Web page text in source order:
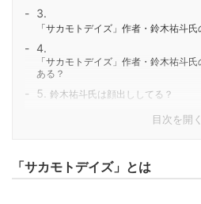
「サカモトデイズ」作者・鈴木祐斗
「サカモトデイズ」作者・鈴木祐斗
ある？
鈴木祐斗氏は顔出ししてる？
目次を開く
「サカモトデイズ」とは